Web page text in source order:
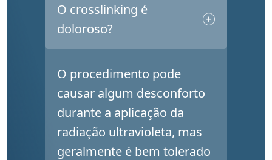
O crosslinking é
doloroso?
O procedimento pode
causar algum desconforto
durante a aplicação da
radiação ultravioleta, mas
geralmente é bem tolerado